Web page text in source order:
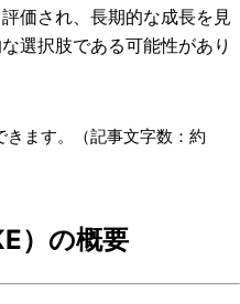
価され、長期的な成長を見
選択肢である可能性があり
きます。（記事文字数：約
）の概要